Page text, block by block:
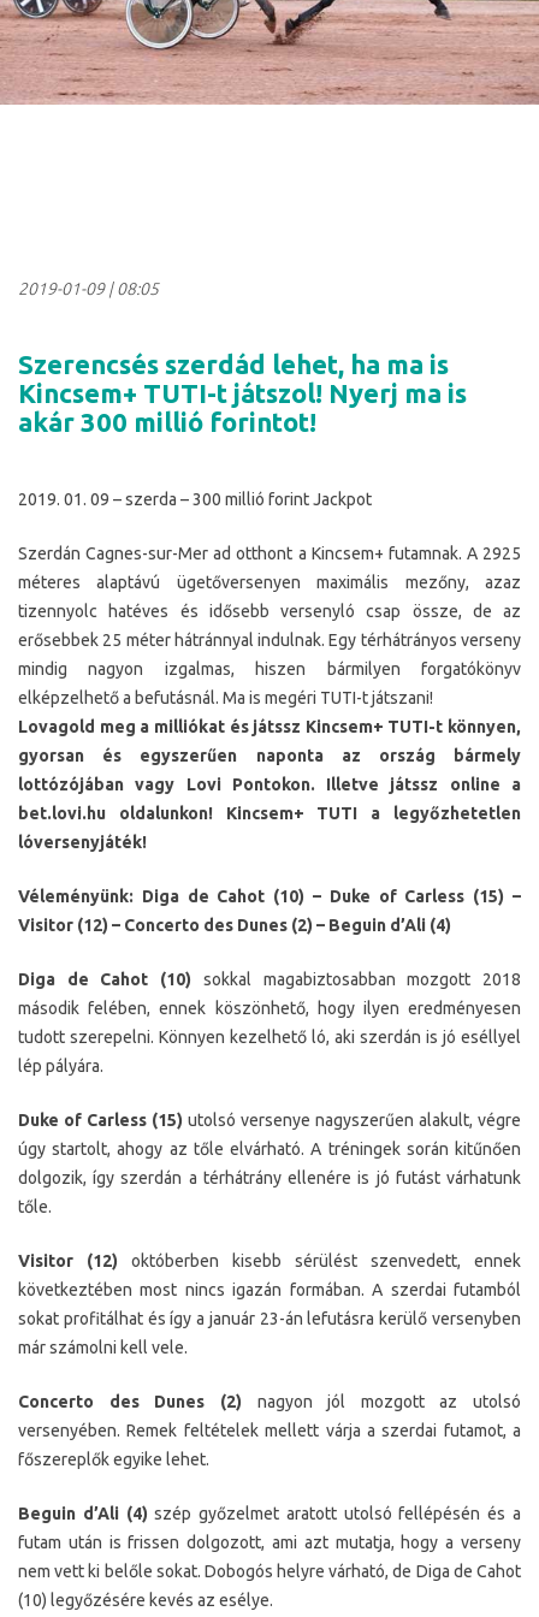
2019-01-09|08:05
Szerencsés szerdád lehet, ha ma is
Kincsem+ TUTI-t játszol! Nyerj ma is
akár 300 millió forintot!
2019. 01. 09 – szerda – 300 millió forint Jackpot
Szerdán Cagnes-sur-Mer ad otthont a Kincsem+ futamnak. A 2925
méteres alaptávú ügetőversenyen maximális mezőny, azaz
tizennyolc hatéves és idősebb versenyló csap össze, de az
erősebbek 25 méter hátránnyal indulnak. Egy térhátrányos verseny
mindig nagyon izgalmas, hiszen bármilyen forgatókönyv
elképzelhető a befutásnál. Ma is megéri TUTI-t játszani!
Lovagold meg a milliókat és játssz Kincsem+ TUTI-t könnyen,
gyorsan és egyszerűen naponta az ország bármely
lottózójában vagy Lovi Pontokon. Illetve játssz online a
bet.lovi.hu oldalunkon! Kincsem+ TUTI a legyőzhetetlen
lóversenyjáték!
Véleményünk: Diga de Cahot (10) – Duke of Carless (15) –
Visitor (12) – Concerto des Dunes (2) – Beguin d’Ali (4)
Diga de Cahot (10) sokkal magabiztosabban mozgott 2018
második felében, ennek köszönhető, hogy ilyen eredményesen
tudott szerepelni. Könnyen kezelhető ló, aki szerdán is jó eséllyel
lép pályára.
Duke of Carless (15) utolsó versenye nagyszerűen alakult, végre
úgy startolt, ahogy az tőle elvárható. A tréningek során kitűnően
dolgozik, így szerdán a térhátrány ellenére is jó futást várhatunk
tőle.
Visitor (12) októberben kisebb sérülést szenvedett, ennek
következtében most nincs igazán formában. A szerdai futamból
sokat profitálhat és így a január 23-án lefutásra kerülő versenyben
már számolni kell vele.
Concerto des Dunes (2) nagyon jól mozgott az utolsó
versenyében. Remek feltételek mellett várja a szerdai futamot, a
főszereplők egyike lehet.
Beguin d’Ali (4) szép győzelmet aratott utolsó fellépésén és a
futam után is frissen dolgozott, ami azt mutatja, hogy a verseny
nem vett ki belőle sokat. Dobogós helyre várható, de Diga de Cahot
(10) legyőzésére kevés az esélye.